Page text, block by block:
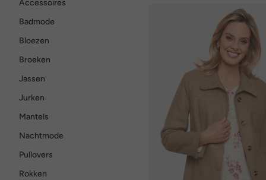
Accessoires
Badmode
Bloezen
Broeken
Jassen
Jurken
Mantels
Nachtmode
Pullovers
Rokken